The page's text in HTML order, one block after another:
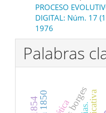
PROCESO
DIGITAL: Núm. 17
1976
Palabras